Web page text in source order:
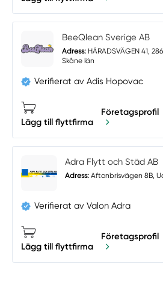
BeeQlean Sverige AB
Adress:HÄRADSVÄGEN 41,
Skåne län
Verifierat av Adis Hopovac
Lägg till flyttfirma
Företagsprofil
Adra Flytt och Städ AB
Adress: Aftonbrisvägen 8B,
Verifierat av Valon Adra
Lägg till flyttfirma
Företagsprofil